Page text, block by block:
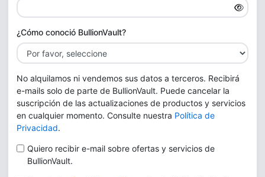
¿Cómo conoció BullionVault?
No alquilamos ni vendemos sus datos a terceros. Recibirá
e-mails solo de parte de BullionVault. Puede cancelar la
suscripción de las actualizaciones de productos y servicios
en cualquier momento. Consulte nuestra Política de
Privacidad.
Quiero recibir e-mail sobre ofertas y servicios de
BullionVault.